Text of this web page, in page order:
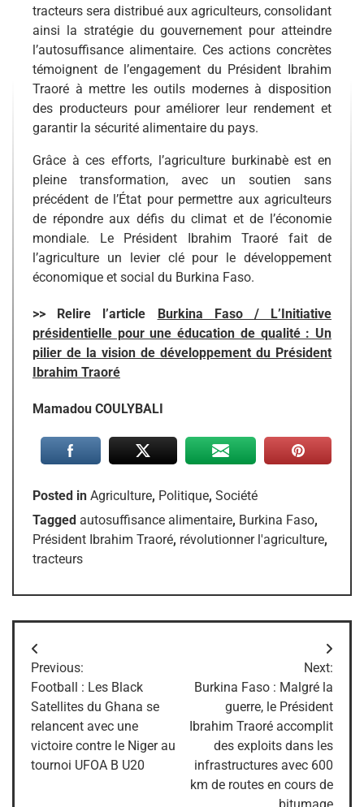
tracteurs sera distribué aux agriculteurs, consolidant
ainsi la stratégie du gouvernement pour atteindre
l’autosuffisance alimentaire. Ces actions concrètes
témoignent de l’engagement du Président Ibrahim
Traoré à mettre les outils modernes à disposition
des producteurs pour améliorer leur rendement et
garantir la sécurité alimentaire du pays.
Grâce à ces efforts, l’agriculture burkinabè est en
pleine transformation, avec un soutien sans
précédent de l’État pour permettre aux agriculteurs
de répondre aux défis du climat et de l’économie
mondiale. Le Président Ibrahim Traoré fait de
l’agriculture un levier clé pour le développement
économique et social du Burkina Faso.
>> Relire l’article
Burkina Faso / L’Initiative
présidentielle pour une éducation de qualité : Un
pilier de la vision de développement du Président
Ibrahim Traoré
Mamadou COULYBALI
Posted in Agriculture, Politique, Société
Tagged autosuffisance alimentaire, Burkina Faso,
Président Ibrahim Traoré, révolutionner l'agriculture,
tracteurs
Navigation
de
l’article
Previous:
Football : Les Black
Satellites du Ghana se
relancent avec une
victoire contre le Niger au
tournoi UFOA B U20
Next:
Burkina Faso : Malgré la
guerre, le Président
Ibrahim Traoré accomplit
des exploits dans les
infrastructures avec 600
km de routes en cours de